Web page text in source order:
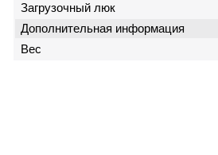
Загрузочный люк
Дополнительная информация
Вес